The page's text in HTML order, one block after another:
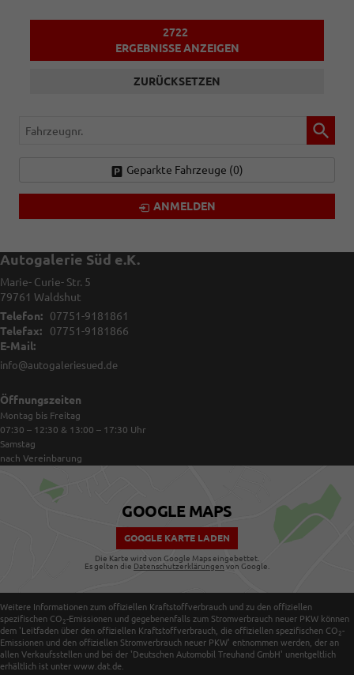
2722
ERGEBNISSE ANZEIGEN
ZURÜCKSETZEN
Fahrzeugnr.
Geparkte Fahrzeuge (0)
ANMELDEN
Autogalerie Süd e.K.
Marie- Curie- Str. 5
79761 Waldshut
Telefon:
07751-9181861
Telefax:
07751-9181866
E-Mail:
info@autogaleriesued.de
Öffnungszeiten
Montag bis Freitag
07:30 – 12:30 & 13:00 – 17:30 Uhr
Samstag
nach Vereinbarung
GOOGLE MAPS
GOOGLE KARTE LADEN
Die Karte wird von Google Maps eingebettet.
Es gelten die Datenschutzerklärungen von Google.
Weitere Informationen zum offiziellen Kraftstoffverbrauch und zu den offiziellen
spezifischen CO 2-Emissionen und gegebenenfalls zum Stromverbrauch neuer PKW können
dem 'Leitfaden über den offiziellen Kraftstoffverbrauch, die offiziellen spezifischen CO 2-
Emissionen und den offiziellen Stromverbrauch neuer PKW' entnommen werden, der an
allen Verkaufsstellen und bei der 'Deutschen Automobil Treuhand GmbH' unentgeltlich
erhältlich ist unter www.dat.de.